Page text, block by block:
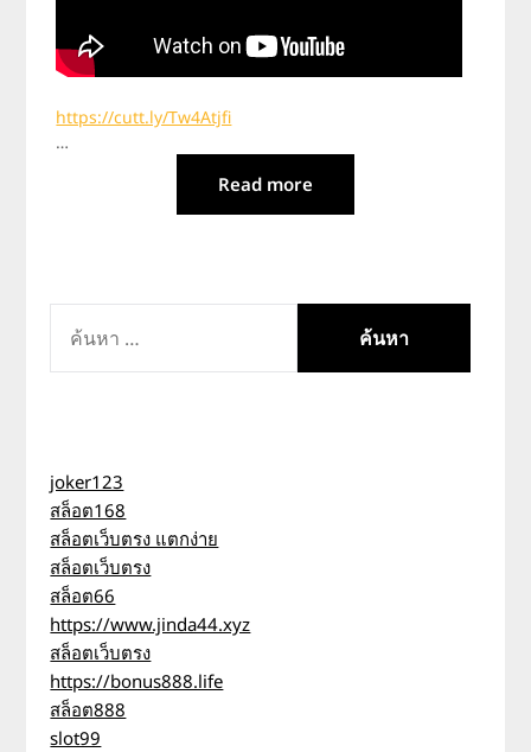
https://cutt.ly/Tw4Atjfi
…
Read more
สำหรับ:
joker123
สล็อต168
สล็อตเว็บตรง แตกง่าย
สล็อตเว็บตรง
สล็อต66
https://www.jinda44.xyz
สล็อตเว็บตรง
https://bonus888.life
สล็อต888
slot99